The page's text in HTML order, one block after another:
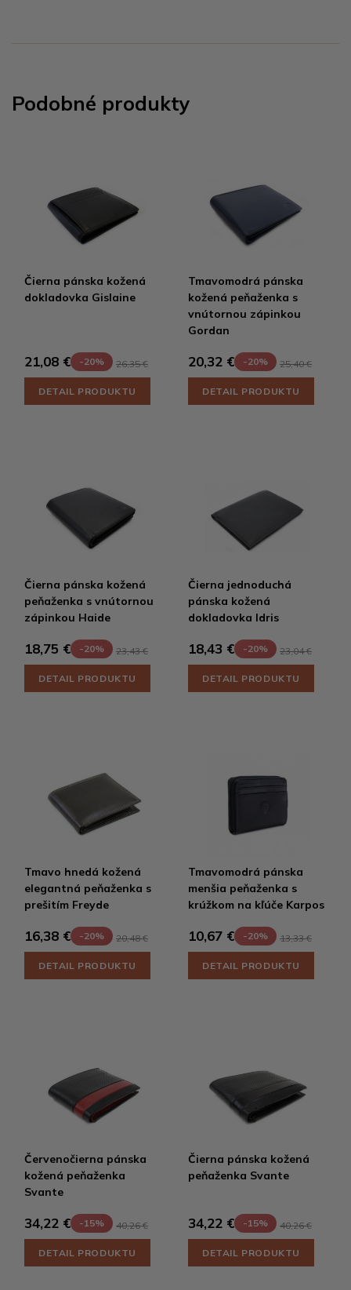
Podobné produkty
Čierna pánska kožená
dokladovka Gislaine
21,08 € -20% 26,35 €
DETAIL PRODUKTU
Tmavomodrá pánska
kožená peňaženka s
vnútornou zápinkou
Gordan
20,32 € -20% 25,40 €
DETAIL PRODUKTU
Čierna pánska kožená
peňaženka s vnútornou
zápinkou Haide
18,75 € -20% 23,43 €
DETAIL PRODUKTU
Čierna jednoduchá
pánska kožená
dokladovka Idris
18,43 € -20% 23,04 €
DETAIL PRODUKTU
Tmavo hnedá kožená
elegantná peňaženka s
prešitím Freyde
16,38 € -20% 20,48 €
DETAIL PRODUKTU
Tmavomodrá pánska
menšia peňaženka s
krúžkom na kľúče Karpos
10,67 € -20% 13,33 €
DETAIL PRODUKTU
Červenočierna pánska
kožená peňaženka
Svante
34,22 € -15% 40,26 €
DETAIL PRODUKTU
Čierna pánska kožená
peňaženka Svante
34,22 € -15% 40,26 €
DETAIL PRODUKTU